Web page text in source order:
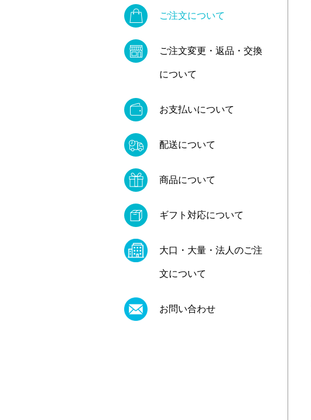
ご注文について
ご注文変更・返品・交換
について
お支払いについて
配送について
商品について
ギフト対応について
大口・大量・法人のご注
文について
お問い合わせ